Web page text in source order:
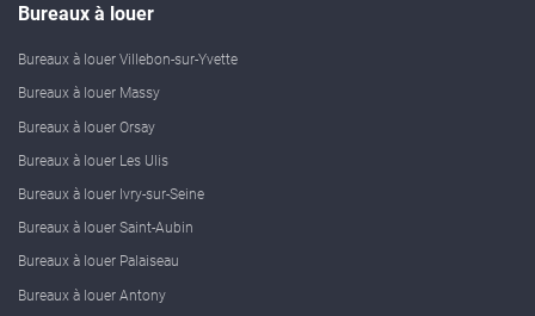
Bureaux à louer
Bureaux à louer Villebon-sur-Yvette
Bureaux à louer Massy
Bureaux à louer Orsay
Bureaux à louer Les Ulis
Bureaux à louer Ivry-sur-Seine
Bureaux à louer Saint-Aubin
Bureaux à louer Palaiseau
Bureaux à louer Antony